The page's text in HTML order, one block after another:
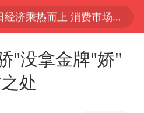
荆斩棘2026》阵容官宣
全球最大级别运输船通过长江大桥
豚北上或致京津冀暴雨
"没拿金牌"娇"
处